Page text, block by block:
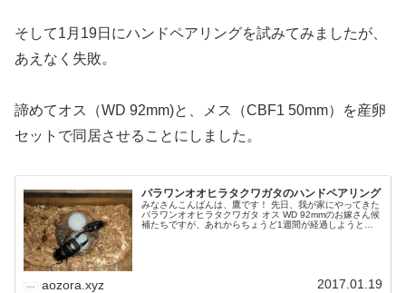
そして1月19日にハンドペアリングを試みてみましたが、
あえなく失敗。
諦めてオス（WD 92mm)と、メス（CBF1 50mm）を産卵
セットで同居させることにしました。
パラワンオオヒラタクワガタのハンドペアリング
みなさんこんばんは、鷹です！ 先日、我が家にやってきた
パラワンオオヒラタクワガタ オス WD 92mmのお嫁さん候
補たちですが、あれからちょうど1週間が経過しようとし
aozora.xyz 2017.01.19